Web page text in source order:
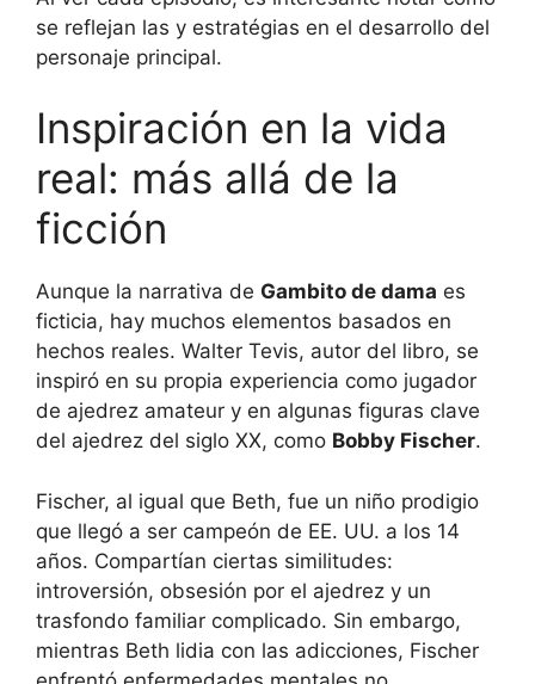
se reflejan las y estratégias en el desarrollo del
personaje principal.
Inspiración en la vida
real: más allá de la
ficción
Aunque la narrativa de Gambito de dama es
ficticia, hay muchos elementos basados en
hechos reales. Walter Tevis, autor del libro, se
inspiró en su propia experiencia como jugador
de ajedrez amateur y en algunas figuras clave
del ajedrez del siglo XX, como Bobby Fischer.
Fischer, al igual que Beth, fue un niño prodigio
que llegó a ser campeón de EE. UU. a los 14
años. Compartían ciertas similitudes:
introversión, obsesión por el ajedrez y un
trasfondo familiar complicado. Sin embargo,
mientras Beth lidia con las adicciones, Fischer